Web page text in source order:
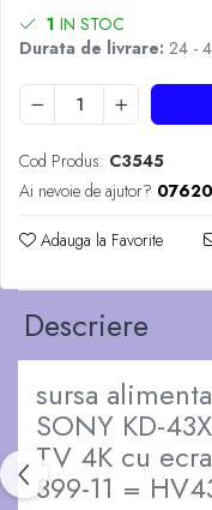
1 IN STOC
Durata de livrare: 24 -
Cod Produs: C3545
Ai nevoie de ajutor?
Adauga la Favorite
Descriere
sursa
SONY KD-
TV 4K cu
899-11 =